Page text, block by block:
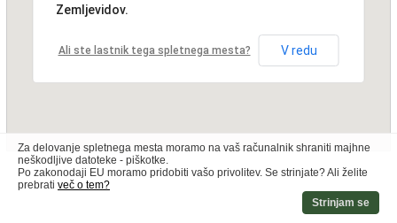
Zemljevidov.
Ali ste lastnik tega spletnega mesta? V redu
Za delovanje spletnega mesta moramo na vaš računalnik shraniti majhne
neškodljive datoteke - piškotke.
Po zakonodaji EU moramo pridobiti vašo privolitev. Se strinjate? Ali želite
prebrati več o tem?
Strinjam se